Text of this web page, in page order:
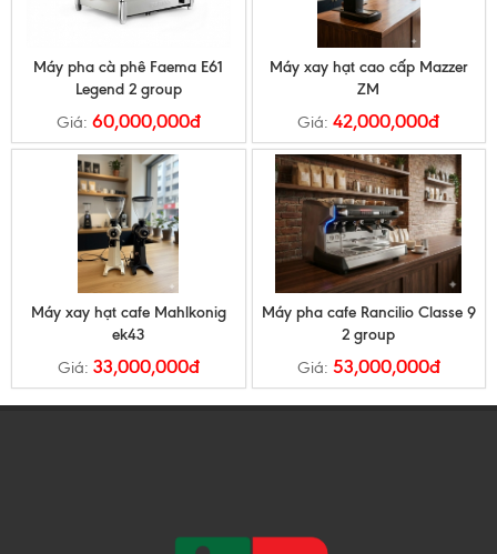
Máy pha cà phê Faema E61
Legend 2 group
Giá: 60,000,000đ
Máy xay hạt cao cấp Mazzer
ZM
Giá:42,000,000đ
Máy xay hạt cafe Mahlkonig
ek43
Giá: 33,000,000đ
Máy pha cafe Rancilio Classe 9
2 group
Giá: 53,000,000đ